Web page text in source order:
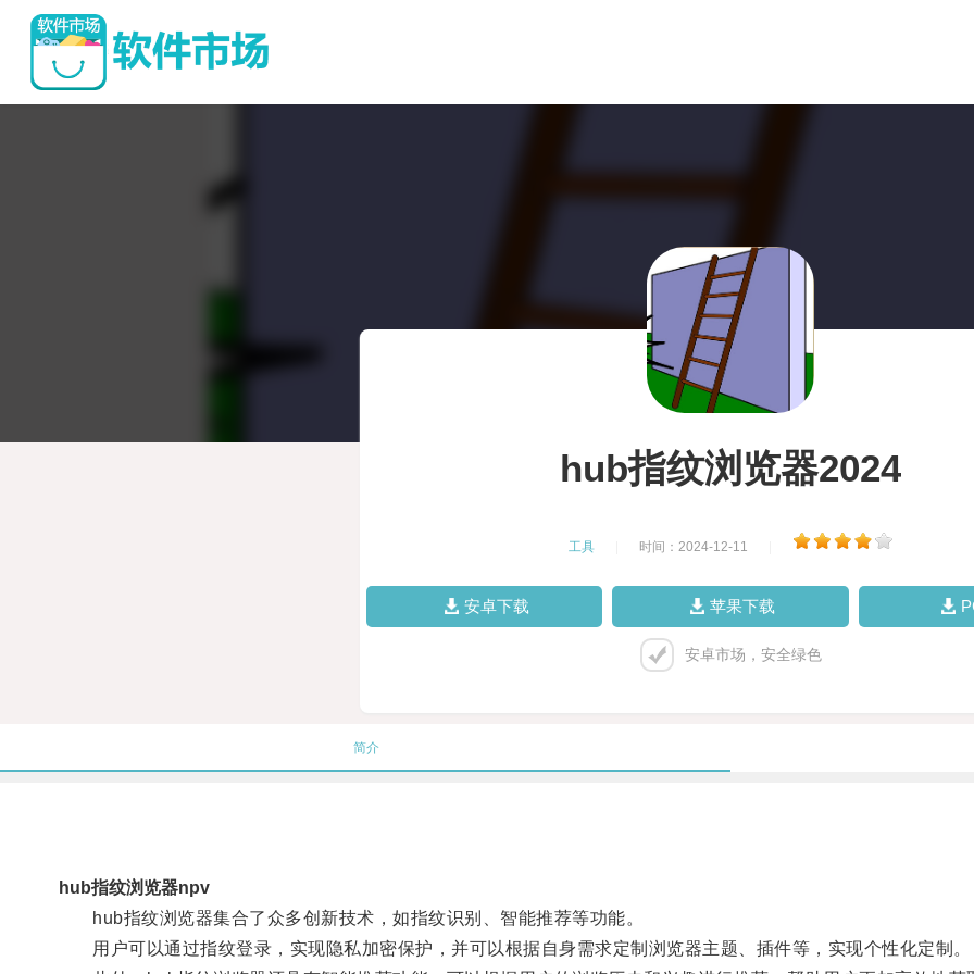
hub指纹浏览器2024
工具 时间：2024-12-11
安卓下载 苹果下载
安卓市场，安全绿色
简介
hub指纹浏览器npv
hub指纹浏览器集合了众多创新技术，如指纹识别、智能推荐等功能。
用户可以通过指纹登录，实现隐私加密保护，并可以根据自身需求定制浏览器主题、插件等，实现个性化定制。